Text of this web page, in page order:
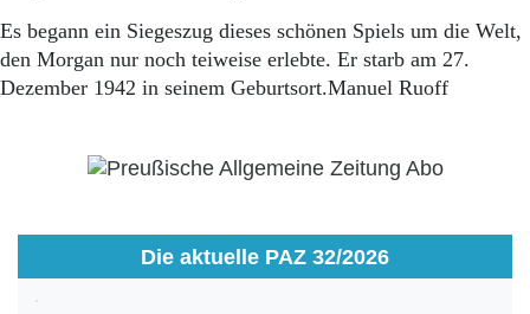
Es begann ein Siegeszug dieses schönen Spiels um die Welt,
den Morgan nur noch teiweise erlebte. Er starb am 27.
Dezember 1942 in seinem Geburtsort.Manuel Ruoff
Die aktuelle PAZ 32/2026